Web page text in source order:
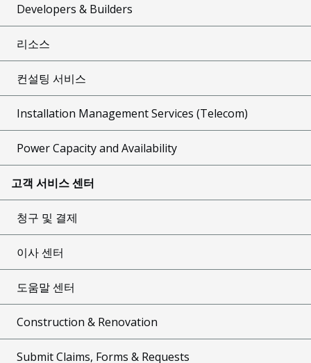
Developers & Builders
리소스
컨설팅 서비스
Installation Management Services (Telecom)
Power Capacity and Availability
고객 서비스 센터
청구 및 결제
이사 센터
도움말 센터
Construction & Renovation
Submit Claims, Forms & Requests